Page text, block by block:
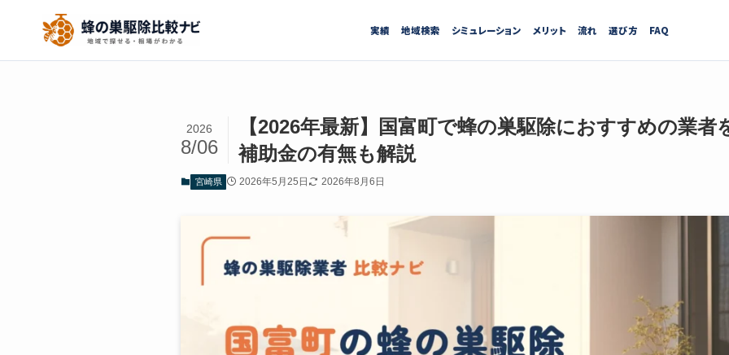
実績 地域検索 シミュレーション メリット 流れ 選び方 FAQ
【2026年最新】国富町で蜂の巣駆除におすすめの業者
補助金の有無も解説
2026
8/06
宮崎県 2026年5月25日 2026年8月6日